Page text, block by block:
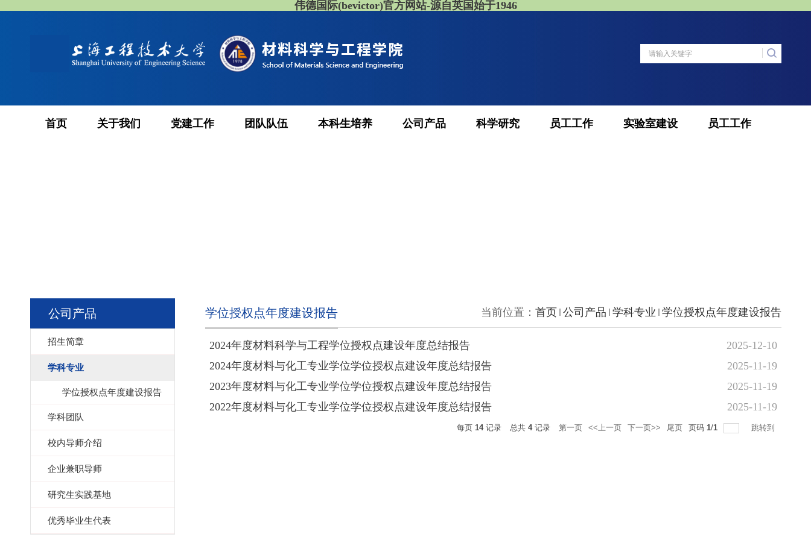
伟德国际(bevictor)官方网站-源自英国始于1946
首页 关于我们 党建工作 团队队伍 本科生培养 公司产品 科学研究 员工工作 实验室建设 员工工作
公司产品
招生简章
学科专业
学位授权点年度建设报告
学科团队
校内导师介绍
企业兼职导师
研究生实践基地
优秀毕业生代表
当前位置： 首页 公司产品 学科专业 学位授权点年度建设报告
学位授权点年度建设报告
2024年度材料科学与工程学位授权点建设年度总结报告
2025-12-10
2024年度材料与化工专业学位学位授权点建设年度总结报告
2025-11-19
2023年度材料与化工专业学位学位授权点建设年度总结报告
2025-11-19
2022年度材料与化工专业学位学位授权点建设年度总结报告
2025-11-19
每页 14记录 总共 4记录 第一页 <<上一页 下一页>> 尾页 页码 1/1 跳转到